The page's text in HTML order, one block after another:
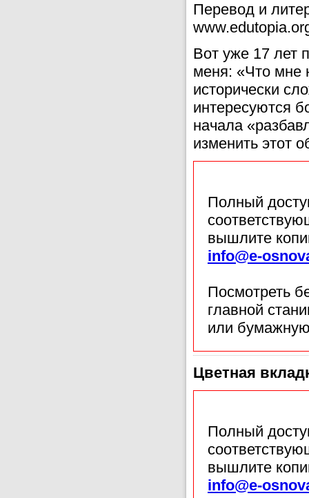
Перевод и
Вот уже 17 лет
меня: «Что мне
исторически
интересуются
начала
изменить этот
Полный
вышлите
info@e-
Посмотреть
главной
или
Цветная
Полный
вышлите
info@e-